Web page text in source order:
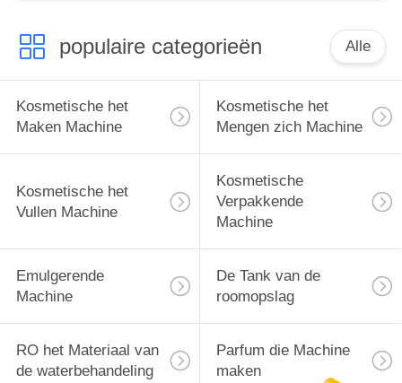
populaire categorieën Alle
Kosmetische het
Maken Machine
Kosmetische het
Mengen zich Machine
Kosmetische het
Vullen Machine
Kosmetische
Verpakkende
Machine
Emulgerende
Machine
De Tank van de
roomopslag
RO het Materiaal van
de waterbehandeling
Parfum die Machine
maken